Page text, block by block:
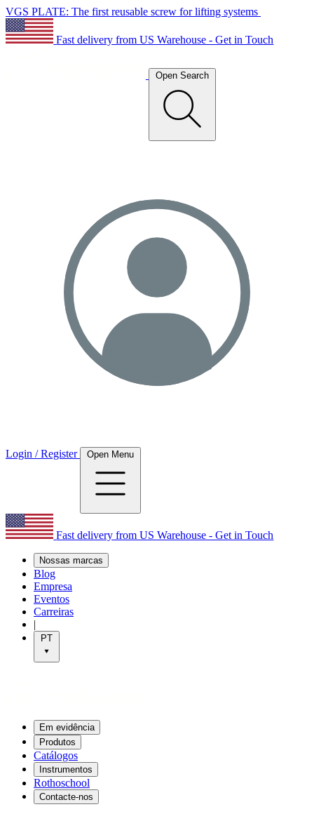
VGS PLATE: The first reusable screw for lifting systems
Fast delivery from US Warehouse - Get in Touch
Open Search
Login / Register Open Menu
Fast delivery from US Warehouse - Get in Touch
Nossas marcas
Blog
Empresa
Eventos
Carreiras
|
PT
Em evidência
Produtos
Catálogos
Instrumentos
Rothoschool
Contacte-nos